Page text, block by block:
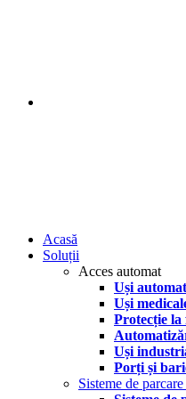
Acasă
Soluții
Acces automat
Uși
Uși
Protecție la
Uși
Porți și
Sisteme de